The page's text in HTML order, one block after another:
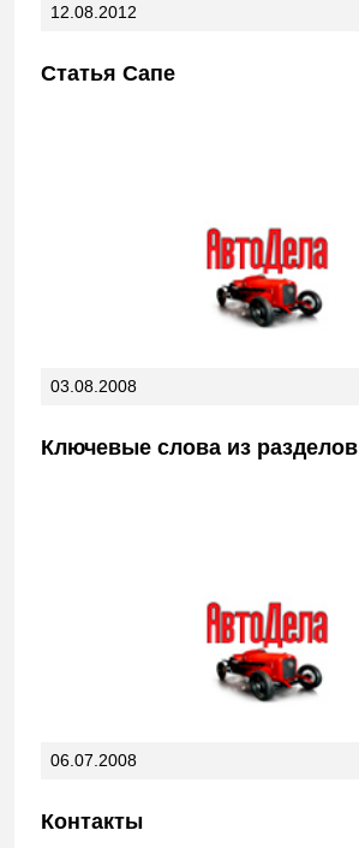
12.08.2012
Статья Сапе
03.08.2008
Ключевые слова из разделов
06.07.2008
Контакты